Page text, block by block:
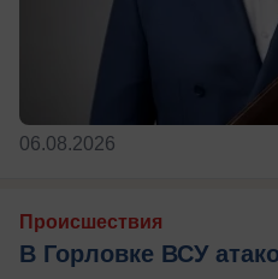
06.08.2026
Происшествия
В Горловке ВСУ